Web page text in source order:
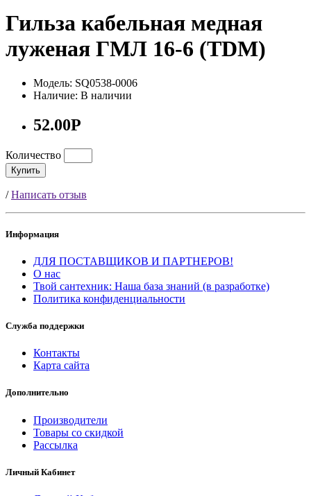
Гильза кабельная медная
луженая ГМЛ 16-6 (TDM)
Модель: SQ0538-0006
Наличие: В наличии
52.00Р
Количество
Купить
/Написать отзыв
Информация
ДЛЯ ПОСТАВЩИКОВ И ПАРТНЕРОВ!
О нас
Твой сантехник: Наша база знаний (в разработке)
Политика конфиденциальности
Служба поддержки
Контакты
Карта сайта
Дополнительно
Производители
Товары со скидкой
Рассылка
Личный Кабинет